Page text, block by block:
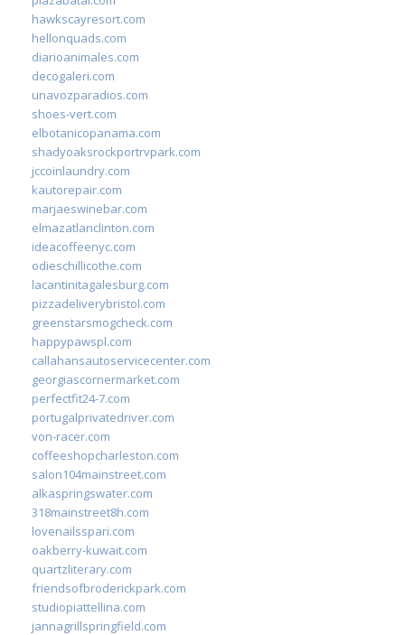
hawkscayresort.com
hellonquads.com
diarioanimales.com
decogaleri.com
unavozparadios.com
shoes-vert.com
elbotanicopanama.com
shadyoaksrockportrvpark.com
jccoinlaundry.com
kautorepair.com
marjaeswinebar.com
elmazatlanclinton.com
ideacoffeenyc.com
odieschillicothe.com
lacantinitagalesburg.com
pizzadeliverybristol.com
greenstarsmogcheck.com
happypawspl.com
callahansautoservicecenter.com
georgiascornermarket.com
perfectfit24-7.com
portugalprivatedriver.com
von-racer.com
coffeeshopcharleston.com
salon104mainstreet.com
alkaspringswater.com
318mainstreet8h.com
lovenailsspari.com
oakberry-kuwait.com
quartzliterary.com
friendsofbroderickpark.com
studiopiattellina.com
jannagrillspringfield.com